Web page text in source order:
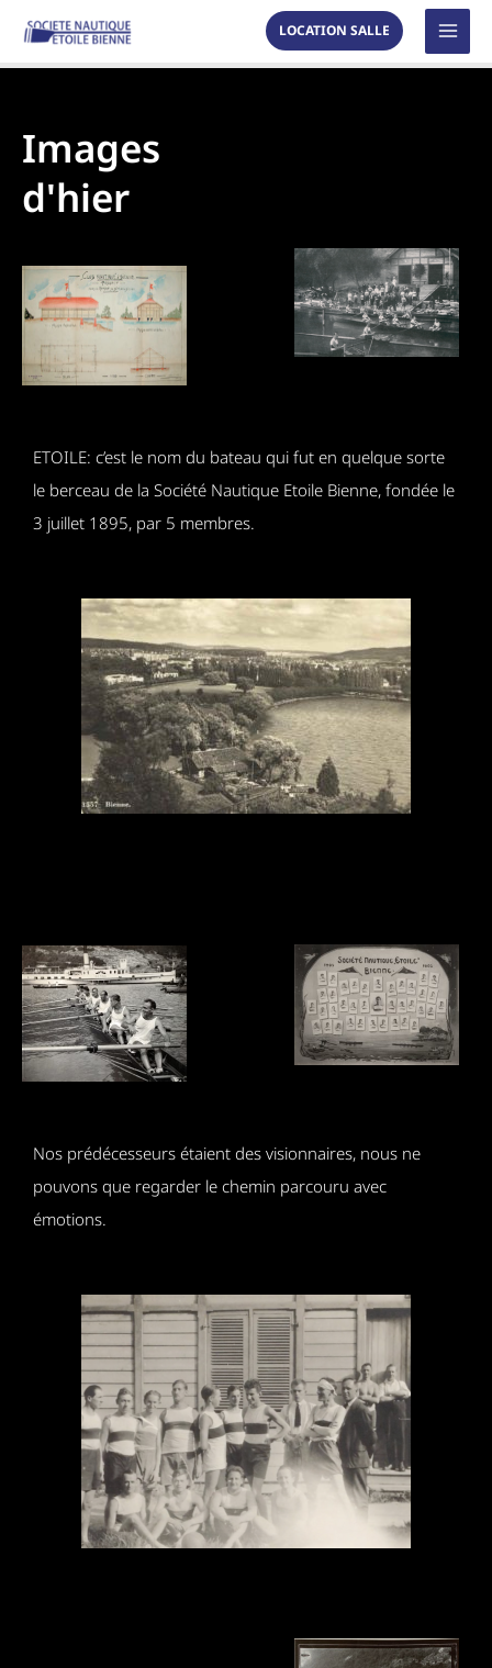
contenu
LOCATION SALLE
Images
d'hier
ETOILE: c’est le nom du bateau qui fut en quelque sorte
le berceau de la Société Nautique Etoile Bienne, fondée le
3 juillet 1895, par 5 membres.
Nos prédécesseurs étaient des visionnaires, nous ne
pouvons que regarder le chemin parcouru avec
émotions.